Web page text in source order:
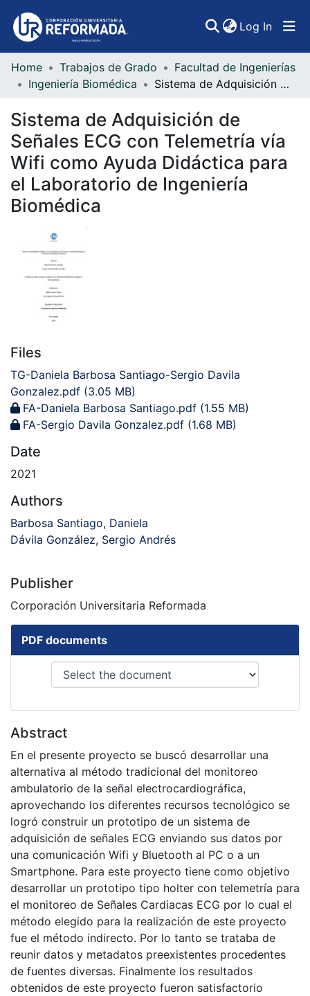
Log In
Communities & Collections
Statistics
Home Trabajos de Grado
Facultad de Ingenierías
Ingeniería Biomédica
Sistema de Adquisición de Señales ECG con Telemetría vía Wifi como Ayuda Didáctica para el Laboratorio de Ingeniería Biomédica
Sistema de Adquisición de
Señales ECG con Telemetría vía
Wifi como Ayuda Didáctica para
el Laboratorio de Ingeniería
Biomédica
Files
TG-Daniela Barbosa Santiago-Sergio Davila
Gonzalez.pdf (3.05 MB)
FA-Daniela Barbosa Santiago.pdf (1.55 MB)
FA-Sergio Davila Gonzalez.pdf (1.68 MB)
Date
2021
Authors
Barbosa Santiago, Daniela
Dávila González, Sergio Andrés
Publisher
Corporación Universitaria Reformada
PDF documents
Abstract
En el presente proyecto se buscó desarrollar una
alternativa al método tradicional del monitoreo
ambulatorio de la señal electrocardiográfica,
aprovechando los diferentes recursos tecnológico se
logró construir un prototipo de un sistema de
adquisición de señales ECG enviando sus datos por
una comunicación Wifi y Bluetooth al PC o a un
Smartphone. Para este proyecto tiene como objetivo
desarrollar un prototipo tipo holter con telemetría para
el monitoreo de Señales Cardiacas ECG por lo cual el
método elegido para la realización de este proyecto
fue el método indirecto. Por lo tanto se trataba de
reunir datos y metadatos preexistentes procedentes
de fuentes diversas. Finalmente los resultados
obtenidos de este proyecto fueron satisfactorio